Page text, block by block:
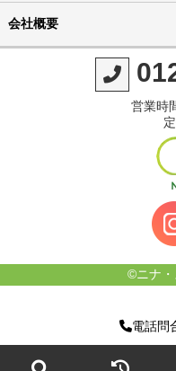
会社概要
営業時
©ニナ・
電話問